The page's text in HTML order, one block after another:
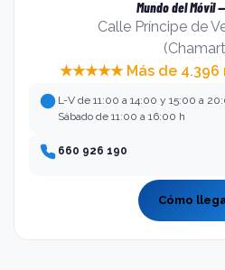
Mundo del Móvil
Calle Príncipe de
★★★★★ Más de 4.396
L-V de 11:00 a 14:00 y 15:00 a
Sábado de 11:00 a 16:00 h
660 926 190
Cómo